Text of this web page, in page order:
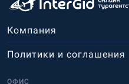
Компания
ОФИС
Политики и соглашения